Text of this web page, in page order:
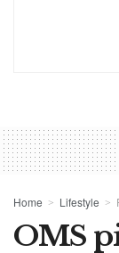
Home Lifestyle
OMS